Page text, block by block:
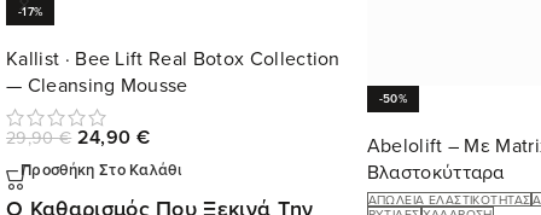
-17%
Kallist · Bee Lift Real Botox Collection
— Cleansing Mousse
29,90€ 24,90 €
Προσθήκη Στο Καλάθι
Ο Καθαρισμός Που Ξεκινά Την
-50%
Abelolift – Με
Βλαστοκύτταρα
ΑΠΏΛΕΙΑ ΕΛΑΣΤΙΚΌΤΗΤΑΣ